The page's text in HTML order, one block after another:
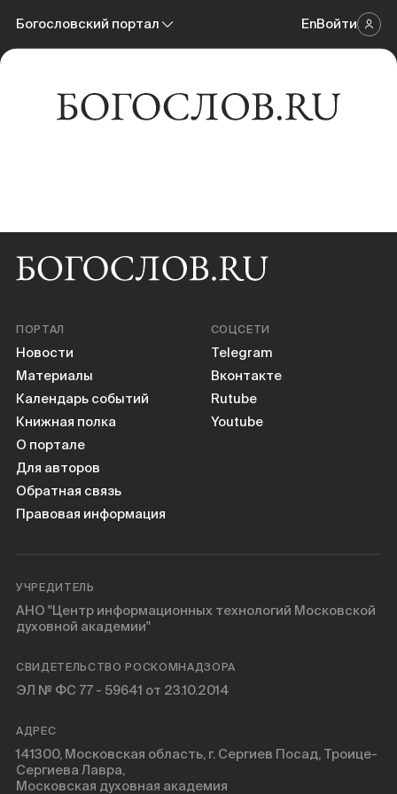
Богословский портал
Богословский портал
EnВойти
Новости
Научные инструменты
ПОРТАЛ
Новости
Материалы
Календарь событий
Книжная полка
О портале
Для авторов
Обратная связь
Правовая информация
СОЦСЕТИ
Telegram
Вконтакте
Rutube
Youtube
УЧРЕДИТЕЛЬ
АНО "Центр информационных технологий Московской
духовной академии"
СВИДЕТЕЛЬСТВО РОСКОМНАДЗОРА
ЭЛ № ФС 77 - 59641 от 23.10.2014
АДРЕС
141300, Московская область, г. Сергиев Посад, Троице-
Сергиева Лавра,
Московская духовная академия